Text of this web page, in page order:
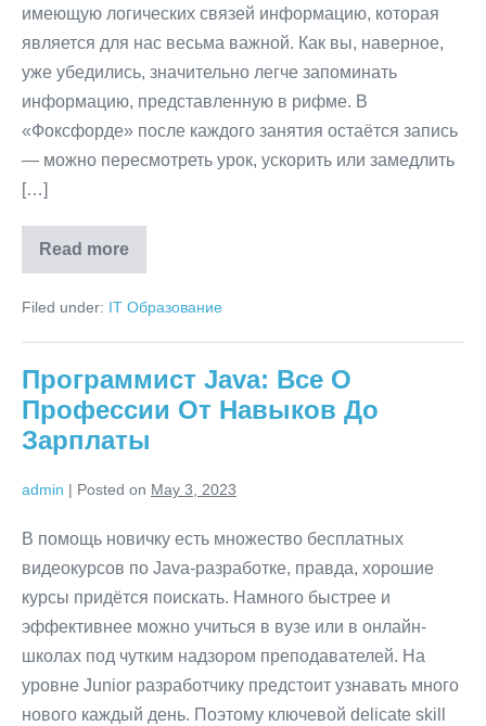
имеющую логических связей информацию, которая
является для нас весьма важной. Как вы, наверное,
уже убедились, значительно легче запоминать
информацию, представленную в рифме. В
«Фоксфорде» после каждого занятия остаётся запись
— можно пересмотреть урок, ускорить или замедлить
[…]
Read more
Как
Научиться
Запоминать
И
Не
Забывать
Filed under: IT Образование
Программист Java: Все О
Профессии От Навыков До
Зарплаты
admin | Posted on May 3, 2023
В помощь новичку есть множество бесплатных
видеокурсов по Java-разработке, правда, хорошие
курсы придётся поискать. Намного быстрее и
эффективнее можно учиться в вузе или в онлайн-
школах под чутким надзором преподавателей. На
уровне Junior разработчику предстоит узнавать много
нового каждый день. Поэтому ключевой delicate skill